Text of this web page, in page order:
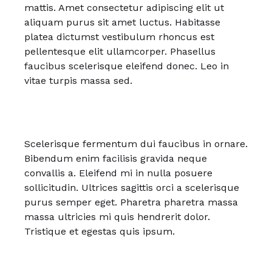
mattis. Amet consectetur adipiscing elit ut
aliquam purus sit amet luctus. Habitasse
platea dictumst vestibulum rhoncus est
pellentesque elit ullamcorper. Phasellus
faucibus scelerisque eleifend donec. Leo in
vitae turpis massa sed.
Scelerisque fermentum dui faucibus in ornare.
Bibendum enim facilisis gravida neque
convallis a. Eleifend mi in nulla posuere
sollicitudin. Ultrices sagittis orci a scelerisque
purus semper eget. Pharetra pharetra massa
massa ultricies mi quis hendrerit dolor.
Tristique et egestas quis ipsum.